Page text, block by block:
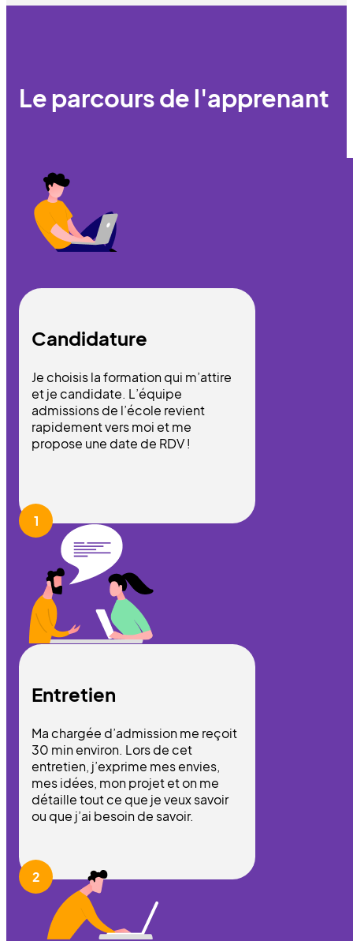
Le parcours de l'apprenant
Candidature
Je choisis la formation qui m’attire
et je candidate. L’équipe
admissions de l’école revient
rapidement vers moi et me
propose une date de RDV !
1
Entretien
Ma chargée d’admission me reçoit
30 min environ. Lors de cet
entretien, j’exprime mes envies,
mes idées, mon projet et on me
détaille tout ce que je veux savoir
ou que j’ai besoin de savoir.
2